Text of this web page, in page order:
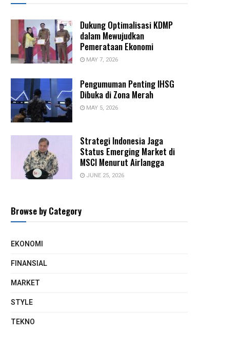
Dukung Optimalisasi KDMP
dalam Mewujudkan
Pemerataan Ekonomi
MAY 7, 2026
Pengumuman Penting IHSG
Dibuka di Zona Merah
MAY 5, 2026
Strategi Indonesia Jaga
Status Emerging Market di
MSCI Menurut Airlangga
JUNE 25, 2026
Browse by Category
EKONOMI
FINANSIAL
MARKET
STYLE
TEKNO